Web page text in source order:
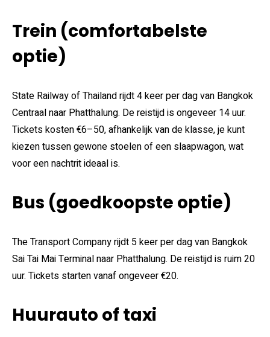
Trein (comfortabelste
optie)
State Railway of Thailand rijdt 4 keer per dag van Bangkok
Centraal naar Phatthalung. De reistijd is ongeveer 14 uur.
Tickets kosten €6–50, afhankelijk van de klasse, je kunt
kiezen tussen gewone stoelen of een slaapwagon, wat
voor een nachtrit ideaal is.
Bus (goedkoopste optie)
The Transport Company rijdt 5 keer per dag van Bangkok
Sai Tai Mai Terminal naar Phatthalung. De reistijd is ruim 20
uur. Tickets starten vanaf ongeveer €20.
Huurauto of taxi